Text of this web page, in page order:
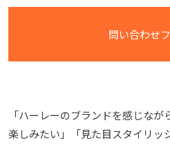
問い合わせ
「ハーレーのブランドを感じな
楽しみたい」「見た目スタイリッ